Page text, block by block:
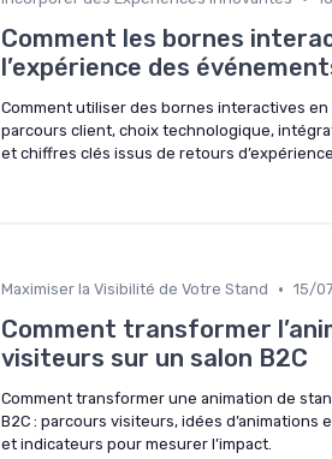
Comment les bornes
l’expérience des
Comment utiliser des bornes interactives
parcours client, choix technologique,
et chiffres clés issus de retours
Maximiser la Visibilité de Votre Stand • 15/
Comment transformer
visiteurs sur un salon B2C
Comment transformer une animation de
B2C : parcours visiteurs, idées
et indicateurs pour mesurer l’impact.